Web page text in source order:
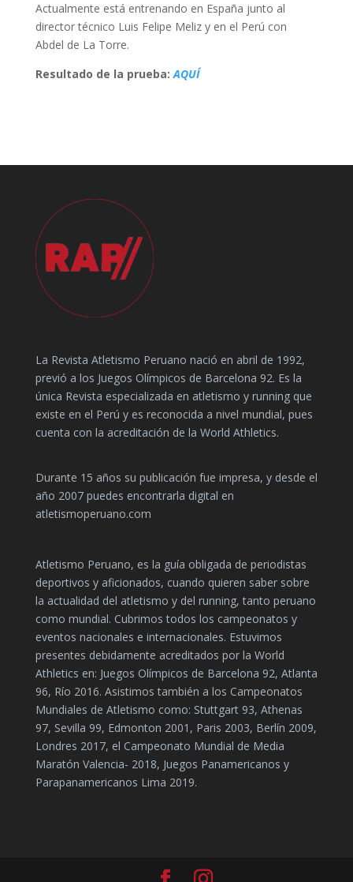
Actualmente está entrenando en España junto al
director técnico Luis Felipe Meliz y en el Perú con
Abdel de La Torre.
Resultado de la prueba:AQUÍ
La Revista Atletismo Peruano nació en abril de 1992,
previó a los Juegos Olímpicos de Barcelona 92. Es la
única Revista especializada en atletismo y running que
existe en el Perú y es reconocida a nivel mundial, pues
cuenta con la acreditación de la World Athletics.
Durante 15 años su publicación fue impresa, y desde el
año 2007 puedes encontrarla digital en
atletismoperuano.com
Atletismo Peruano, es la guía obligada de periodistas
deportivos y aficionados, cuando quieren saber sobre
la actualidad del atletismo y del running, tanto peruano
como mundial. Cubrimos todos los campeonatos y
eventos nacionales e internacionales. Estuvimos
presentes debidamente acreditados por la World
Athletics en: Juegos Olímpicos de Barcelona 92, Atlanta
96, Río 2016. Asistimos también a los Campeonatos
Mundiales de Atletismo como: Stuttgart 93, Athenas
97, Sevilla 99, Edmonton 2001, Paris 2003, Berlín 2009,
Londres 2017, el Campeonato Mundial de Media
Maratón Valencia- 2018, Juegos Panamericanos y
Parapanamericanos Lima 2019.